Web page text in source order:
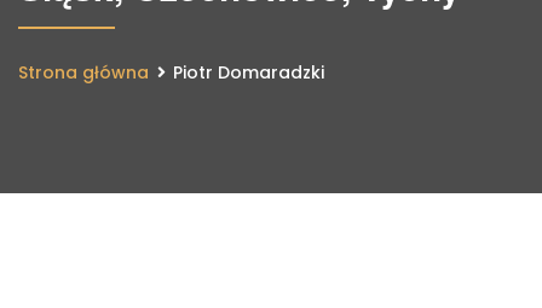
Strona główna Piotr Domaradzki